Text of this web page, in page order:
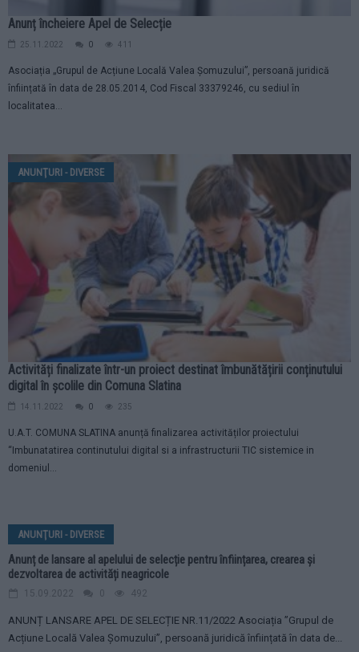
Anunț încheiere Apel de Selecție
25.11.2022 0 411
Asociația „Grupul de Acțiune Locală Valea Șomuzului”, persoană juridică
înființată în data de 28.05.2014, Cod Fiscal 33379246, cu sediul în
localitatea...
ANUNŢURI - DIVERSE
Activități finalizate într-un proiect destinat îmbunătățirii conținutului
digital în școlile din Comuna Slatina
14.11.2022 0 235
U.A.T. COMUNA SLATINA anunță finalizarea activităților proiectului
“Imbunatatirea continutului digital si a infrastructurii TIC sistemice in
domeniul...
ANUNŢURI - DIVERSE
Anunț de lansare al apelului de selecție pentru înființarea, crearea și
dezvoltarea de activități neagricole
15.09.2022 0 492
ANUNȚ LANSARE APEL DE SELECȚIE NR.11/2022 Asociația ”Grupul de
Acțiune Locală Valea Șomuzului”, persoană juridică înființată în data de...